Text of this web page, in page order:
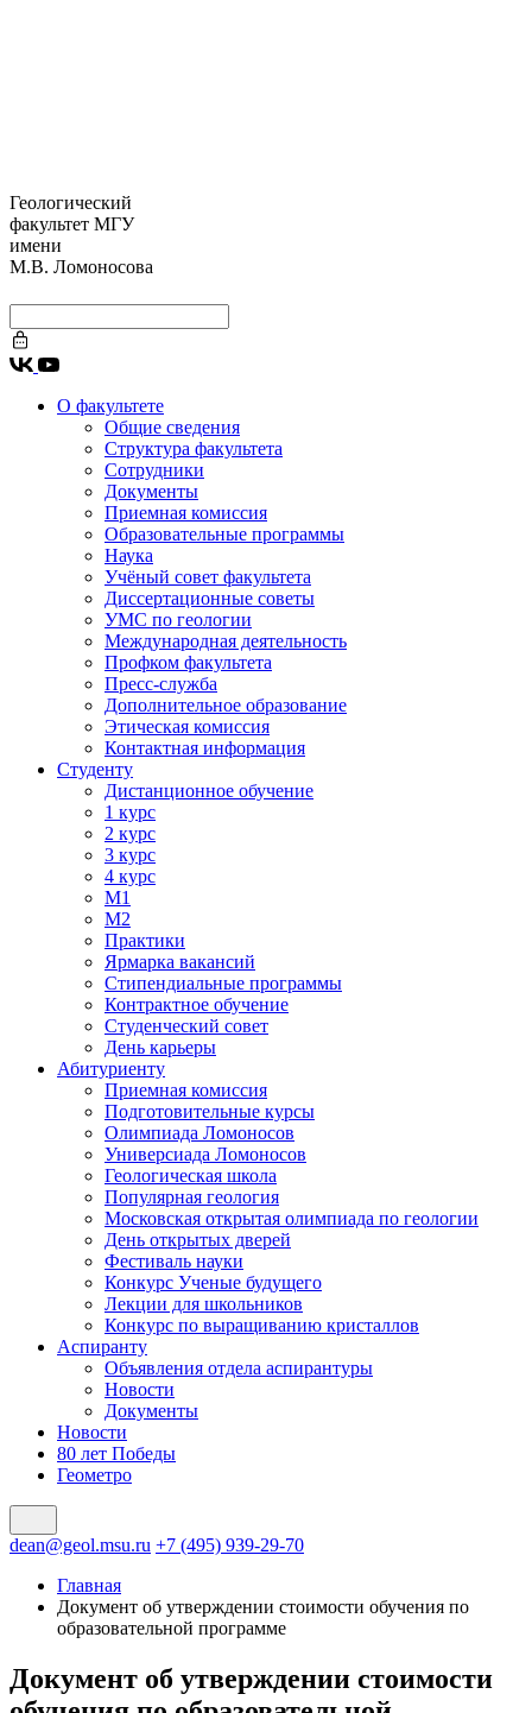
Геологический
факультет МГУ
имени
М.В. Ломоносова
О факультете
Общие сведения
Структура факультета
Сотрудники
Документы
Приемная комиссия
Образовательные программы
Наука
Учёный совет факультета
Диссертационные советы
УМС по геологии
Международная деятельность
Профком факультета
Пресс-служба
Дополнительное образование
Этическая комиссия
Контактная информация
Студенту
Дистанционное обучение
1 курс
2 курс
3 курс
4 курс
М1
М2
Практики
Ярмарка вакансий
Стипендиальные программы
Контрактное обучение
Студенческий совет
День карьеры
Абитуриенту
Приемная комиссия
Подготовительные курсы
Олимпиада Ломоносов
Универсиада Ломоносов
Геологическая школа
Популярная геология
Московская открытая олимпиада по геологии
День открытых дверей
Фестиваль науки
Конкурс Ученые будущего
Лекции для школьников
Конкурс по выращиванию кристаллов
Аспиранту
Объявления отдела аспирантуры
Новости
Документы
Новости
80 лет Победы
Геометро
dean@geol.msu.ru +7 (495) 939-29-70
Главная
Документ об утверждении стоимости обучения по
образовательной программе
Документ об утверждении стоимости